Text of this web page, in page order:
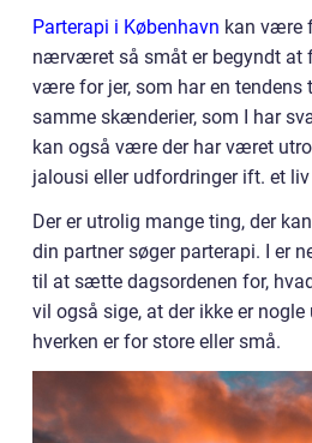
Parterapi i København kan være
nærværet så småt er begyndt at
være for jer, som har en tendens
samme skænderier, som I har
kan også være der har været
jalousi eller udfordringer ift. et
Der er utrolig mange ting, der
din partner søger parterapi. I er
til at sætte dagsordenen for,
vil også sige, at der ikke er
hverken er for store eller små.